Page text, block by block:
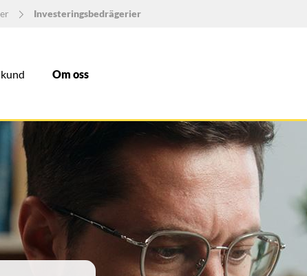
Investeringsbedrägerier
Om oss